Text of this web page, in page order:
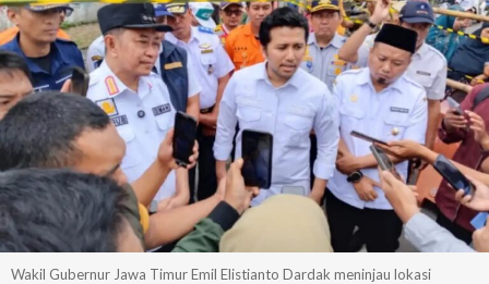
Wakil Gubernur Jawa Timur Emil Elistianto Dardak meninjau lokasi